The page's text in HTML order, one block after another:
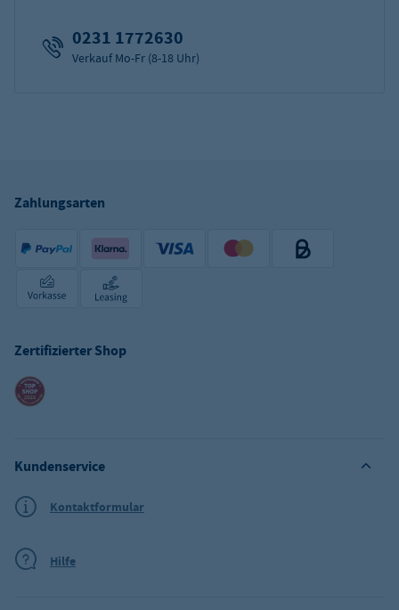
0231 1772630
Verkauf Mo-Fr (8-18 Uhr)
Zahlungsarten
Zertifizierter Shop
Kundenservice
Kontaktformular
Hilfe